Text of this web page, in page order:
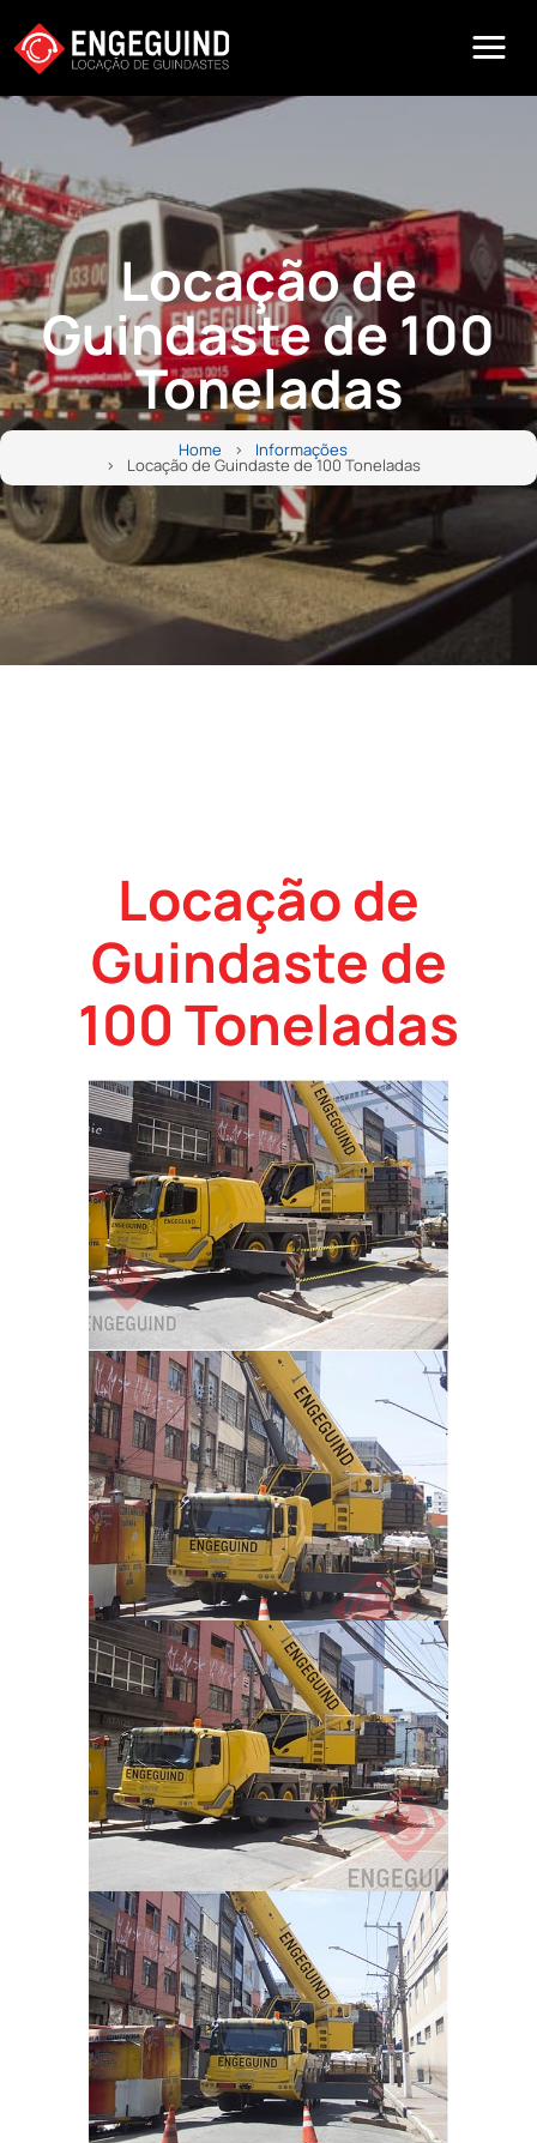
Locação de
Guindaste de 100
Toneladas
Home Informações
Locação de Guindaste de 100 Toneladas
Locação de
Guindaste de
100 Toneladas